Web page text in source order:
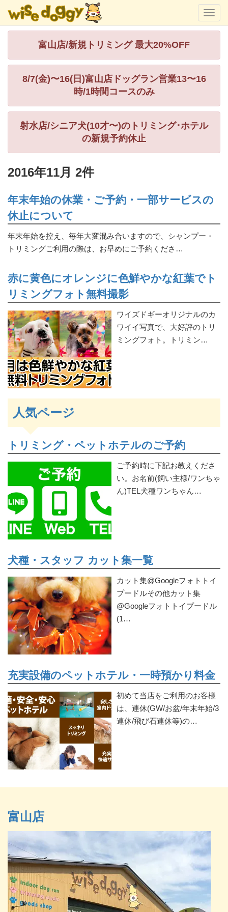
富山店/新規トリミング 最大20%OFF
8/7(金)〜16(日)富山店ドッグラン営業13〜16
時/1時間コースのみ
射水店/シニア犬(10才〜)のトリミング･ホテル
の新規予約休止
2016年11月 2件
年末年始の休業・ご予約・一部サービスの
休止について
年末年始を控え、毎年大変混み合いますので、シャンプー・
トリミングご利用の際は、お早めにご予約くださ…
赤に黄色にオレンジに色鮮やかな紅葉でト
リミングフォト無料撮影
ワイズドギーオリジナルのカ
ワイイ写真で、大好評のトリ
ミングフォト。トリミン…
人気ページ
トリミング・ペットホテルのご予約
ご予約時に下記お教えくださ
い。お名前(飼い主様/ワンちゃ
ん)TEL犬種ワンちゃん…
犬種・スタッフ カット集一覧
カット集@Googleフォトトイ
プードルその他カット集
@Googleフォトトイプードル
(1…
充実設備のペットホテル・一時預かり料金
初めて当店をご利用のお客様
は、連休(GW/お盆/年末年始/3
連休/飛び石連休等)の…
富山店